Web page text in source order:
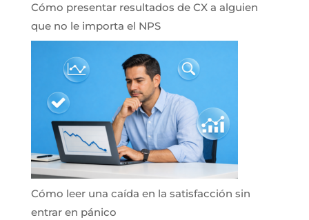
Cómo presentar resultados de CX a alguien
que no le importa el NPS
Cómo leer una caída en la satisfacción sin
entrar en pánico